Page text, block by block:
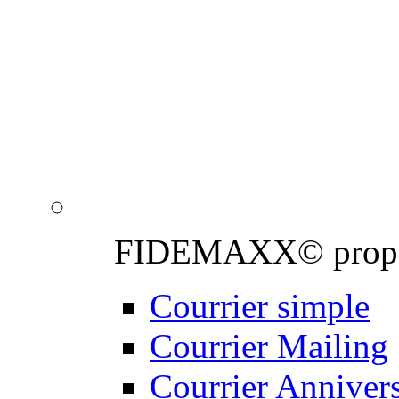
FIDEMAXX©
Courrier simple
Courrier Mailing
Courrier